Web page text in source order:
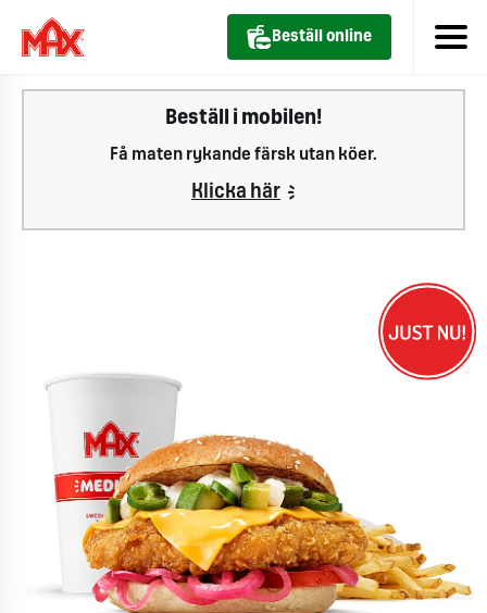
Beställ online
Beställ i mobilen!
Få maten rykande färsk utan köer.
Klicka här